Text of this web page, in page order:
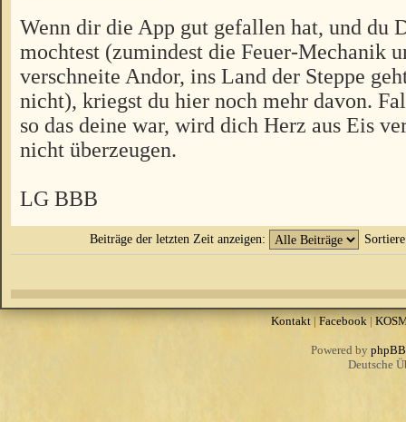
Wenn dir die App gut gefallen hat, und du
mochtest (zumindest die Feuer-Mechanik
verschneite Andor, ins Land der Steppe
nicht), kriegst du hier noch mehr davon.
so das deine war, wird dich Herz aus Eis
nicht überzeugen.
LG BBB
Beiträge der letzten Zeit anzeigen:
Kontakt|Facebook|
Powered by phpBB
Deutsche